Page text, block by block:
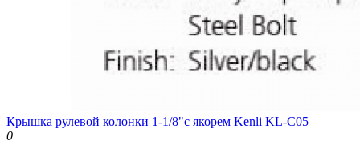
Крышка рулевой колонки 1-1/8"с якорем Kenli KL-C05
0